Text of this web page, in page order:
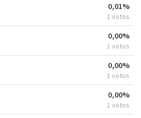
0,01%
1 votos
0,00%
1 votos
0,00%
1 votos
0,00%
1 votos